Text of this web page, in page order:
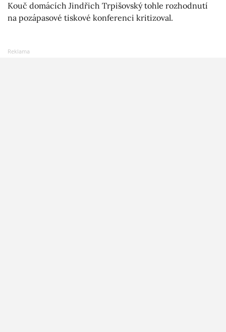
Kouč domácích Jindřich Trpišovský tohle rozhodnutí
na pozápasové tiskové konferenci kritizoval.